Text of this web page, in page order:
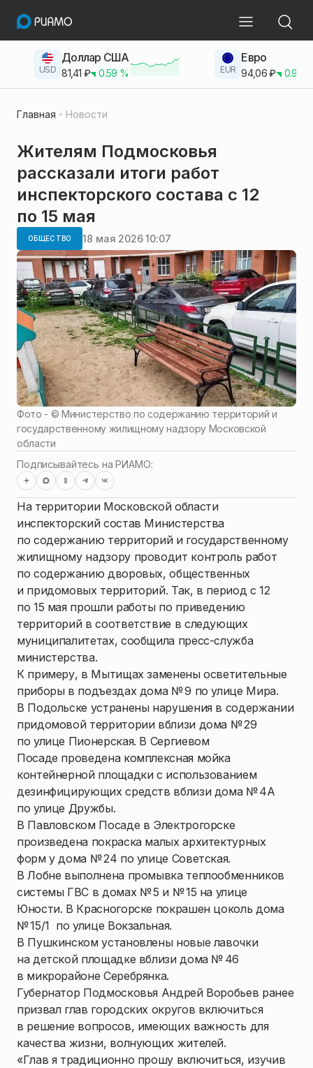
USD
Доллар США
81,41 ₽ 0.59 % EUR
Евро
94,06₽ 0.93
Главная Новости
Жителям Подмосковья
рассказали итоги работ
инспекторского состава с 12
по 15 мая
ОБЩЕСТВО 18 мая 2026 10:07
Фото - ©Министерство по содержанию территорий и
государственному жилищному надзору Московской
области
Подписывайтесь на РИАМО:
На территории Московской области
инспекторский состав Министерства
по содержанию территорий и государственному
жилищному надзору проводит контроль работ
по содержанию дворовых, общественных
и придомовых территорий. Так, в период с 12
по 15 мая прошли работы по приведению
территорий в соответствие в следующих
муниципалитетах, сообщила пресс-служба
министерства.
К примеру, в Мытищах заменены осветительные
приборы в подъездах дома № 9 по улице Мира.
В Подольске устранены нарушения в содержании
придомовой территории вблизи дома № 29
по улице Пионерская. В Сергиевом
Посаде проведена комплексная мойка
контейнерной площадки с использованием
дезинфицирующих средств вблизи дома № 4А
по улице Дружбы.
В Павловском Посаде в Электрогорске
произведена покраска малых архитектурных
форм у дома № 24 по улице Советская.
В Лобне выполнена промывка теплообменников
системы ГВС в домах № 5 и № 15 на улице
Юности. В Красногорске покрашен цоколь дома
№ 15/1 по улице Вокзальная.
В Пушкинском установлены новые лавочки
на детской площадке вблизи дома № 46
в микрорайоне Серебрянка.
Губернатор Подмосковья Андрей Воробьев ранее
призвал глав городских округов включиться
в решение вопросов, имеющих важность для
качества жизни, волнующих жителей.
«Глав я традиционно прошу включиться, изучив